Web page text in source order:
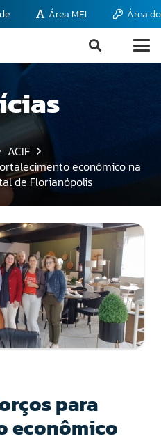
Área MEI Área
ACIF
econômico na
de Florianópolis
para
econômico